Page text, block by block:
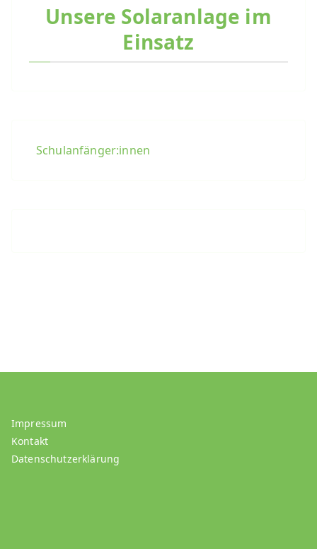
Unsere Solaranlage im
Einsatz
Schulanfänger:innen
Impressum
Kontakt
Datenschutzerklärung